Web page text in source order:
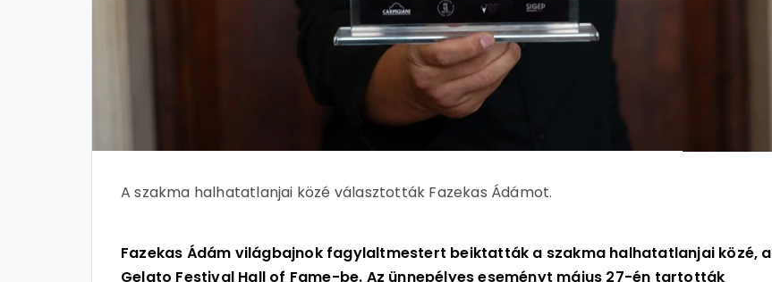
A szakma halhatatlanjai közé választották Fazekas Ádámot.
Fazekas Ádám világbajnok fagylaltmestert beiktatták a szakma halhatatlanjai közé, a
Gelato Festival Hall of Fame-be. Az ünnepélyes eseményt május 27-én tartották